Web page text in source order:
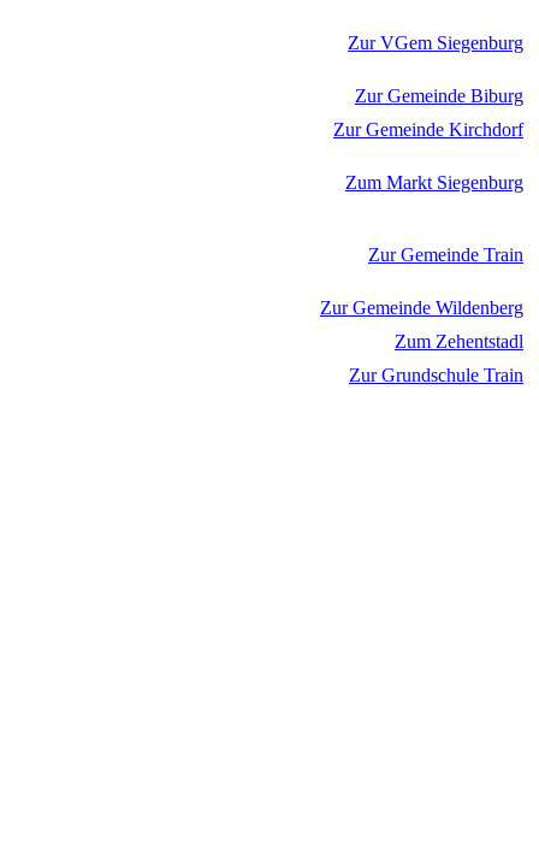
Zur VGem Siegenburg
Zur Gemeinde Biburg
Zur Gemeinde Kirchdorf
Zum Markt Siegenburg
Zur Gemeinde Train
Zur Gemeinde Wildenberg
Zum Zehentstadl
Zur Grundschule Train